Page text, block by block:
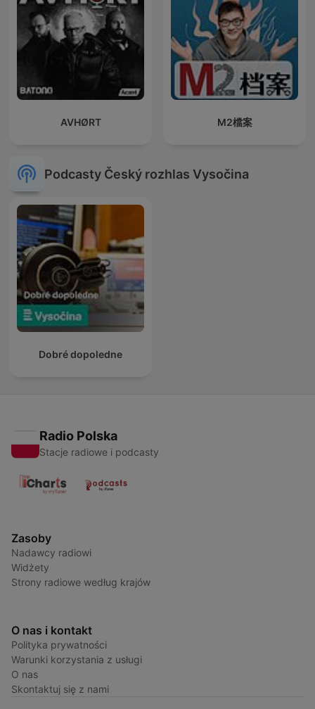
AVHØRT M2檔案
Podcasty Český rozhlas Vysočina
Dobré dopoledne
Radio Polska
Stacje radiowe i podcasty
Zasoby
Nadawcy radiowi
Widżety
Strony radiowe według krajów
O nas i kontakt
Polityka prywatności
Warunki korzystania z usługi
O nas
Skontaktuj się z nami